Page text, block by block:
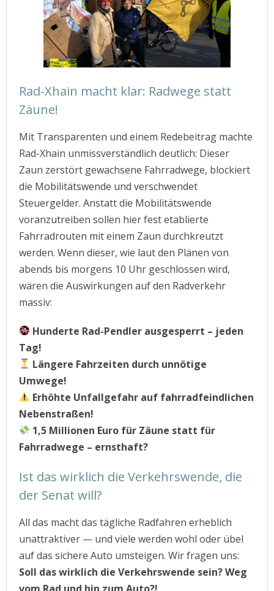
Rad-Xhain macht klar: Radwege statt
Zäune!
Mit Transparenten und einem Redebeitrag machte
Rad-Xhain unmissverständlich deutlich: Dieser
Zaun zerstört gewachsene Fahrradwege, blockiert
die Mobilitätswende und verschwendet
Steuergelder. Anstatt die Mobilitätswende
voranzutreiben sollen hier fest etablierte
Fahrradrouten mit einem Zaun durchkreutzt
werden. Wenn dieser, wie laut den Plänen von
abends bis morgens 10 Uhr geschlossen wird,
wären die Auswirkungen auf den Radverkehr
massiv:
Hunderte Rad-Pendler ausgesperrt – jeden
Tag!
Längere Fahrzeiten durch unnötige
Umwege!
Erhöhte Unfallgefahr auf fahrradfeindlichen
Nebenstraßen!
1,5 Millionen Euro für Zäune statt für
Fahrradwege – ernsthaft?
Ist das wirklich die Verkehrswende, die
der Senat will?
All das macht das tägliche Radfahren erheblich
unattraktiver — und viele werden wohl oder übel
auf das sichere Auto umsteigen. Wir fragen uns:
Soll das wirklich die Verkehrswende sein? Weg